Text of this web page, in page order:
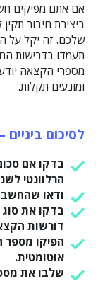
אם אתם מפיקים
ביצירת חיבור
שלכם. זה יקל על
תעמדו בדרישות
מספרי הקצאה
ומונעים תקלות.
לסיכום
בדקו אם
הרלוונטי
ודאו
בדקו את
דורשות
הפיקו מספר
אוטומטית.
שלבו את